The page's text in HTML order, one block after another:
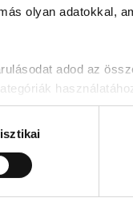
olyan adatokkal,
adod az